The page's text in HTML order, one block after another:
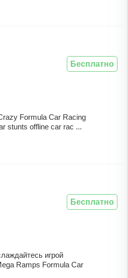
Formula Car Racing
stunts offline car rac ...
Бесплатно
игрой
Ramps Formula Car
Бесплатно